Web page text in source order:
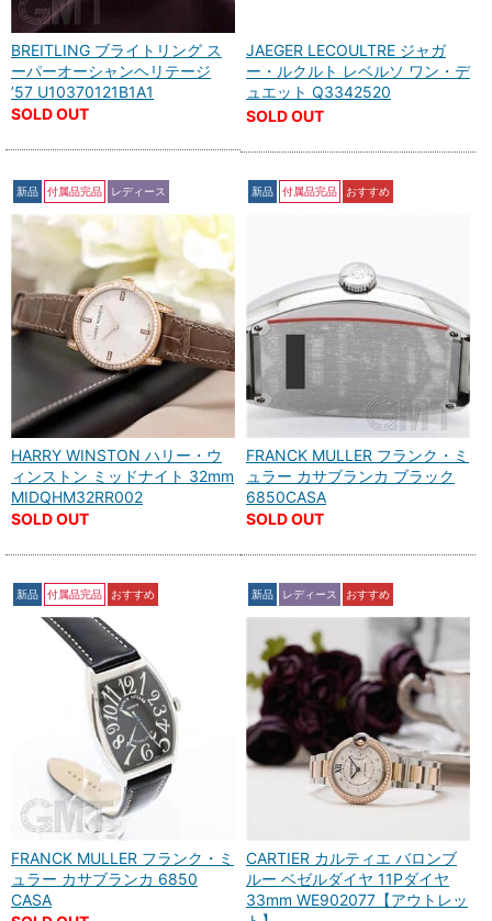
BREITLING ブライトリング ス
ーパーオーシャンヘリテージ
’57 U10370121B1A1
SOLD OUT
JAEGER LECOULTRE ジャガ
ー・ルクルト レベルソ ワン・デ
ュエット Q3342520
SOLD OUT
新品 付属品完品 レディース
HARRY WINSTON ハリー・ウ
ィンストン ミッドナイト 32mm
MIDQHM32RR002
SOLD OUT
新品 付属品完品 おすすめ
FRANCK MULLER フランク・ミ
ュラー カサブランカ ブラック
6850CASA
SOLD OUT
新品 付属品完品 おすすめ
FRANCK MULLER フランク・ミ
ュラー カサブランカ 6850
CASA
新品 レディース おすすめ
CARTIER カルティエ バロンブ
ルー ベゼルダイヤ 11Pダイヤ
33mm WE902077【アウトレッ